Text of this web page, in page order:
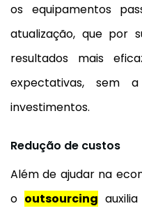
os equipamentos
atualização, que por
resultados mais
expectativas, sem
investimentos.
Redução de custos
Além de ajudar na
o outsourcing